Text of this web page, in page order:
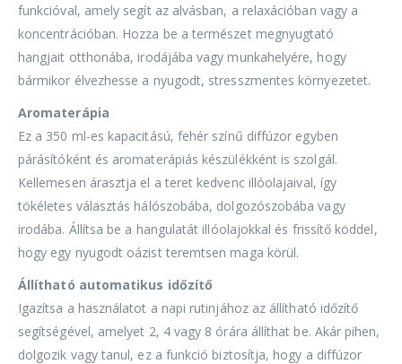
funkcióval, amely segít az alvásban, a relaxációban vagy a
koncentrációban. Hozza be a természet megnyugtató
hangjait otthonába, irodájába vagy munkahelyére, hogy
bármikor élvezhesse a nyugodt, stresszmentes környezetet.
Aromaterápia
Ez a 350 ml-es kapacitású, fehér színű diffúzor egyben
párásítóként és aromaterápiás készülékként is szolgál.
Kellemesen árasztja el a teret kedvenc illóolajaival, így
tökéletes választás hálószobába, dolgozószobába vagy
irodába. Állítsa be a hangulatát illóolajokkal és frissítő köddel,
hogy egy nyugodt oázist teremtsen maga körül.
Állítható automatikus időzítő
Igazítsa a használatot a napi rutinjához az állítható időzítő
segítségével, amelyet 2, 4 vagy 8 órára állíthat be. Akár pihen,
dolgozik vagy tanul, ez a funkció biztosítja, hogy a diffúzor